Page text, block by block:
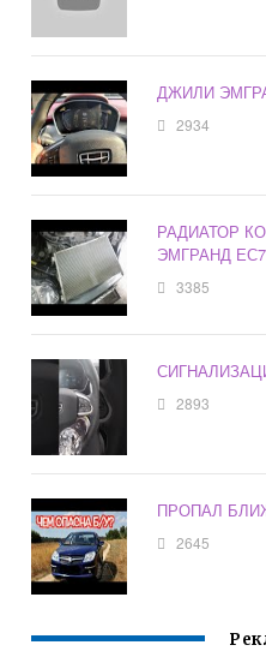
ДЖИЛИ
2934
РАДИАТОР
ЭМГРАНД ЕС7
3385
2893
ПРОПАЛ
2645